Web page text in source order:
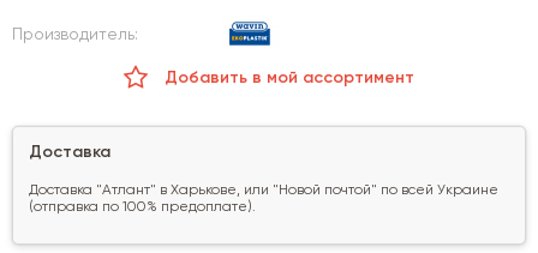
Производитель:
Добавить в мой ассортимент
Доставка
Доставка "Атлант" в Харькове, или "Новой почтой" по всей Украине
(отправка по 100% предоплате).